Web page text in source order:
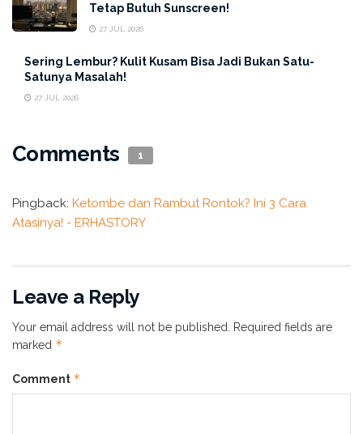
jarang keramas, terlalu sering keramas hingga produk
shampo yang tidak cocok dengan kulit kepala. Selain
juga merupakan salah satu penyebab terjadinya
ketombe. Pada kondisi yang satu ini biasanya ditandai
Dermatitis Seboroik.
Erhair Scalp Care Shampoo
Manfaat dan Kandungan
Tetap Butuh Sunscreen!
27 JUL 2026
Sering Lembur? Kulit Kusam Bisa Jadi Bukan Satu-
Satunya Masalah!
27 JUL 2026
Comments 1
Pingback: Ketombe dan Rambut Rontok? Ini 3 Cara
Atasinya! - ERHASTORY
Leave a Reply
Your email address will not be published. Required fields are
marked *
Comment *